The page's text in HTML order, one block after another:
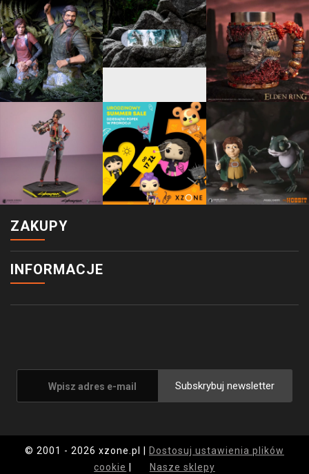
ZAKUPY
INFORMACJE
Subskrybuj newsletter
© 2001 - 2026 xzone.pl |
Dostosuj ustawienia plików
cookie
Nasze sklepy